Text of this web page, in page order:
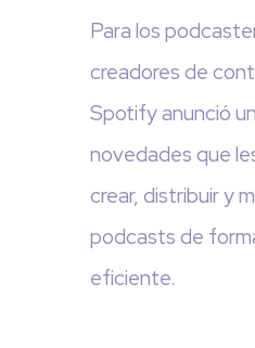
Para los
creadores de
Spotify anunció
novedades que
crear, distribuir y
podcasts de
eficiente.